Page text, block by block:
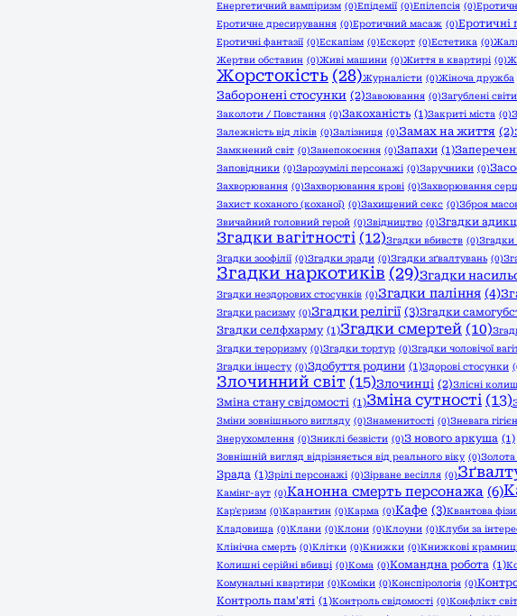
Енергетичний вампіризм (0)Епідемії (0)Епілепсія (0)
Еротичне дресирування (0)Еротичний масаж (0)Еротичні
Еротичні фантазії (0)Ескапізм (0)Ескорт (0)Естетика (0)
Жертви обставин (0)Живі машини (0)Життя в квартирі (0)
Жорстокість (28)Журналісти (0)Жіноча дружба
Заборонені стосунки (2)Завоювання (0)Загублені світи
Заколоти / Повстання (0)Закоханість (1)Закриті міста (0)
Залежність від ліків (0)Залізниця (0)Замах на життя (2)
Замкнений світ (0)Занепокоєння (0)Запахи (1)
Заповідники (0)Зарозумілі персонажі (0)Заручники (0)
Захворювання (0)Захворювання крові (0)Захворювання
Захист коханого (коханої) (0)Захищений секс (0)Зброя
Звичайний головний герой (0)Звідництво (0)Згадки
Згадки вагітності (12)Згадки вбивств (0)Згадки
Згадки зоофілії (0)Згадки зради (0)Згадки зґвалтувань (0)
Згадки наркотиків (29)Згадки
Згадки нездорових стосунків (0)Згадки паління (4)
Згадки расизму (0)Згадки релігії (3)Згадки
Згадки селфхарму (1)Згадки смертей (10)
Згадки тероризму (0)Згадки тортур (0)Згадки чоловічої
Згадки інцесту (0)Здобуття родини (1)Здорові стосунки
Злочинний світ (15)Злочинці (2)Злісні
Зміна стану свідомості (1)Зміна сутності (13)
Зміни зовнішнього вигляду (0)Знаменитості (0)Зневага
Знерухомлення (0)Зниклі безвісти (0)З нового аркуша (1)
Зовнішній вигляд відрізняється від реального віку (0)Золота
Зрада (1)Зрілі персонажі (0)Зірване весілля (0)
Камінг-аут (0)Канонна смерть персонажа (6)
Кар'єризм (0)Карантин (0)Карма (0)Кафе (3)Квантова
Кладовища (0)Клани (0)Клони (0)Клоуни (0)Клуби за
Клінічна смерть (0)Клітки (0)Книжки (0)Книжкові
Колишні серійні вбивці (0)Кома (0)Командна робота (1)
Комунальні квартири (0)Коміки (0)Конспірологія (0)
Контроль пам'яті (1)Контроль свідомості (0)Конфлікт